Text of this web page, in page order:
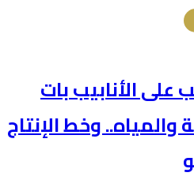
على الأنابيب بات
وخط الإنتاج